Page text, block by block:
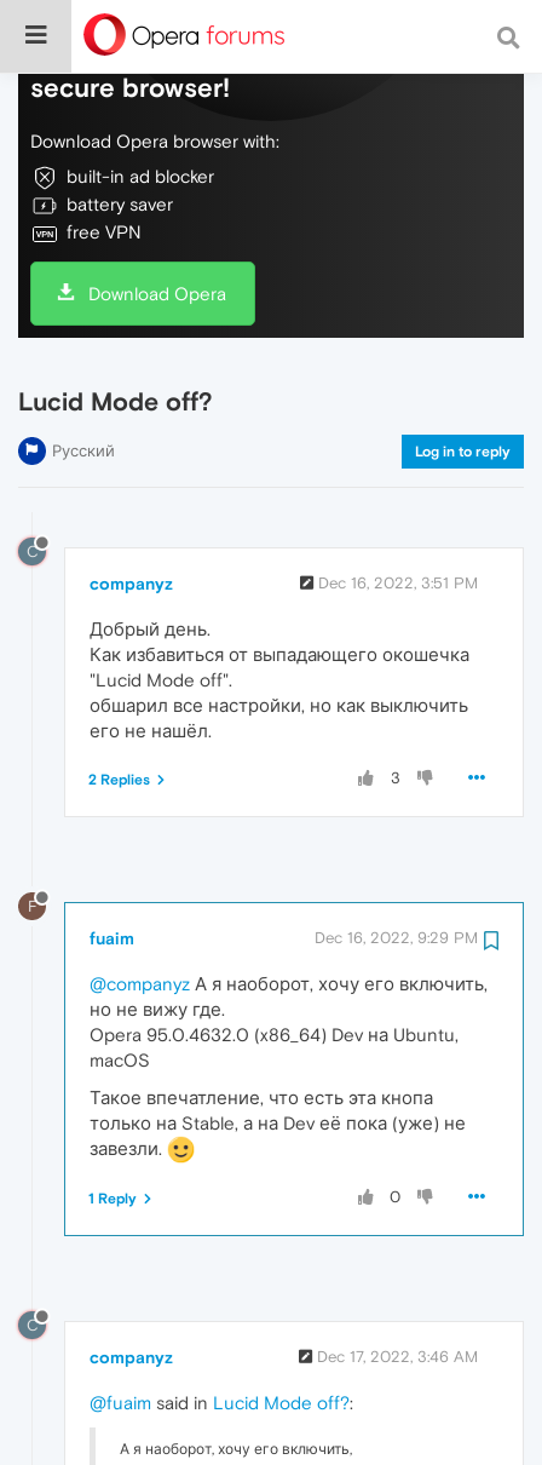
Do more on the web, with a fast and
secure browser!
Download Opera browser with:
built-in ad blocker
battery saver
free VPN
Download Opera
Lucid Mode off?
Русский Log in to reply
C
companyz Dec 16, 2022, 3:51 PM
Добрый день.
Как избавиться от выпадающего окошечка
"Lucid Mode off".
обшарил все настройки, но как выключить
его не нашёл.
3
2 Replies
F
fuaim Dec 16, 2022, 9:29 PM
@companyz А я наоборот, хочу его включить,
но не вижу где.
Opera 95.0.4632.0 (x86_64) Dev на Ubuntu,
macOS
Такое впечатление, что есть эта кнопа
только на Stable, а на Dev её пока (уже) не
завезли.
0
1 Reply
C
companyz Dec 17, 2022, 3:46 AM
@fuaim said in Lucid Mode off?:
А я наоборот, хочу его включить,